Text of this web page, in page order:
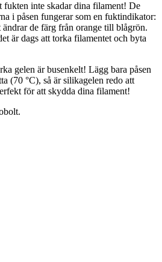
fukten inte skadar dina filament! De
i påsen fungerar som en fuktindikator:
de färg från orange till blågrön.
är dags att torka filamentet och byta
gelen är busenkelt! Lägg bara påsen
(70 °C), så är silikagelen redo att
för att skydda dina filament!